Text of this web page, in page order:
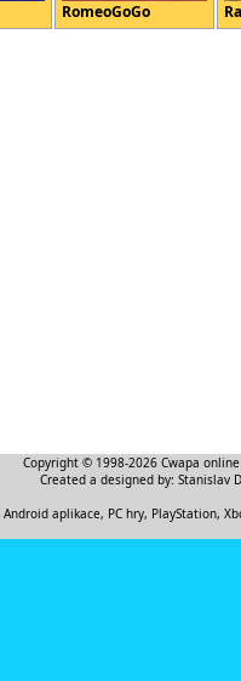
RomeoGoGo
Copyright © 1998-2026 Cwapa
Created a designed by: Stanislav
Android aplikace, PC hry, PlayStation,